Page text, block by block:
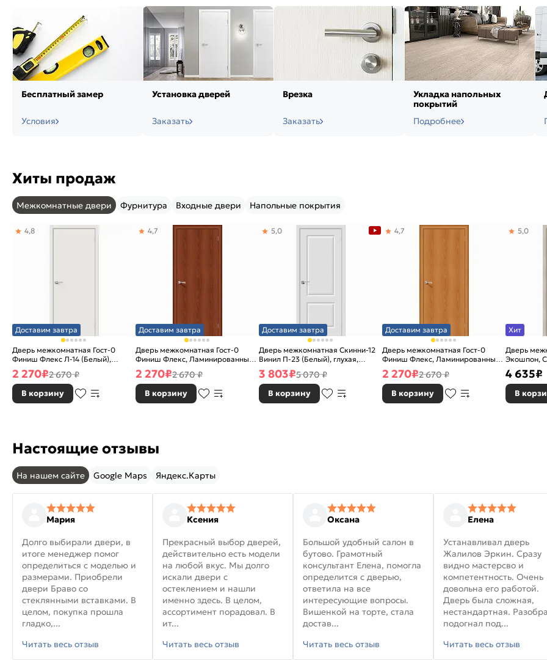
Бесплатный замер
Условия
Установка дверей
Заказать
Врезка
Заказать
Укладка напольных
покрытий
Подробнее
Хиты продаж
Межкомнатные двери Фурнитура Входные двери Напольные покрытия
Доставим завтра
Дверь межкомнатная Гост-0
Финиш Флекс Л-14 (Белый),
глухая, каркасно-щитовая
4,8
2 270₽2 670 ₽
В корзину
Доставим завтра
Дверь межкомнатная Гост-0
Финиш Флекс, Ламинированные
Л-11 (ИталОрех), глухая,
каркасно-щитовая
4,7
2 270₽2 670 ₽
В корзину
Доставим завтра
Дверь межкомнатная Скинни-12
Винил П-23 (Белый), глухая,
скиновая
5,0
3 803₽5 070 ₽
В корзину
Доставим завтра
Дверь межкомнатная Гост-0
Финиш Флекс, Ламинированные
Л-12 (МиланОрех), глухая,
каркасно-щитовая
4,7
2 270₽2 670 ₽
В корзину
Хит
Дверь
Экошпон,
5,0
4 635₽
В
Настоящие отзывы
На нашем сайте Google Maps Яндекс.Карты
Мария
Долго выбирали двери, в
итоге менеджер помог
определиться с моделью и
размерами. Приобрели
двери Браво со
стеклянными вставками. В
целом, покупка прошла
гладко,...
Читать весь отзыв
Ксения
Прекрасный выбор дверей,
действительно есть модели
на любой вкус. Мы долго
искали двери с
остеклением и нашли
именно здесь. В целом,
ассортимент порадовал. В
ит...
Читать весь отзыв
Оксана
Большой удобный салон в
бутово. Грамотный
консультант Елена, помогла
определится с дверью,
ответила на все
интересующие вопросы.
Вишенкой на торте, стала
достав...
Читать весь отзыв
Елена
Устанавливал дверь
Жалилов Эркин. Сразу
видно мастерсво и
компетентность. Очень
довольна его работой.
Дверь была сложная,
нестандартная.
подогнал под...
Читать весь отзыв